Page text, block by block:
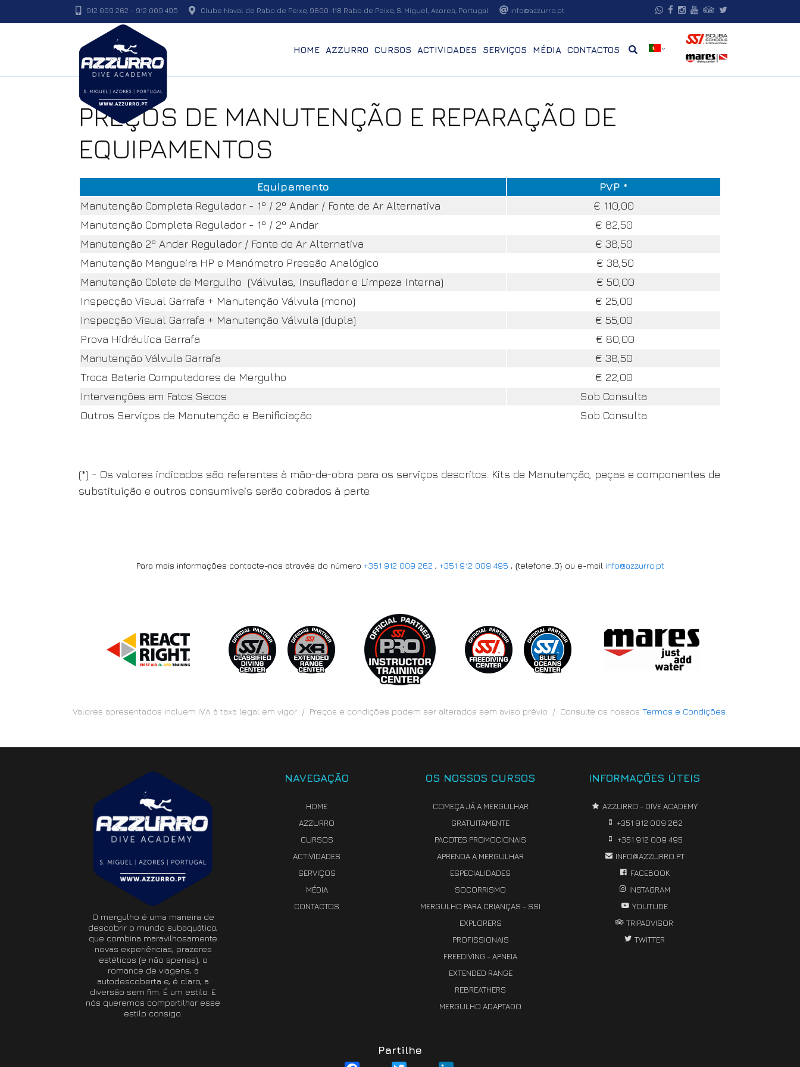
912 009 262 - 912 009 495 Clube Naval de Rabo de Peixe, 9600-118 Rabo de Peixe, S. Miguel, Azores, Portugal info@azzurro.pt
HOME AZZURRO CURSOS ACTIVIDADES SERVIÇOS MÉDIA CONTACTOS
PREÇOS DE MANUTENÇÃO E REPARAÇÃO DE
EQUIPAMENTOS
Equipamento
PVP *
Manutenção Completa Regulador - 1º / 2º Andar / Fonte de Ar Alternativa
€ 110,00
Manutenção Completa Regulador - 1º / 2º Andar
€ 82,50
Manutenção 2º Andar Regulador / Fonte de Ar Alternativa
€ 38,50
Manutenção Mangueira HP e Manómetro Pressão Analógico
€ 38,50
Manutenção Colete de Mergulho (Válvulas, Insuflador e Limpeza Interna)
€ 50,00
Inspecção Visual Garrafa + Manutenção Válvula (mono)
€ 25,00
Inspecção Visual Garrafa + Manutenção Válvula (dupla)
€ 55,00
Prova Hidráulica Garrafa
€ 80,00
Manutenção Válvula Garrafa
€ 38,50
Troca Bateria Computadores de Mergulho
€ 22,00
Intervenções em Fatos Secos
Sob Consulta
Outros Serviços de Manutenção e Benificiação
Sob Consulta
(*) - Os valores indicados são referentes à mão-de-obra para os serviços descritos. Kits de Manutenção, peças e componentes de
substituíção e outros consumíveis serão cobrados à parte.
Para mais informações contacte-nos através do número +351 912 009 262 , +351 912 009 495 , {telefone_3} ou e-mail info@azzurro.pt
Valores apresentados incluem IVA à taxa legal em vigor / Preços e condições podem ser alterados sem aviso prévio / Consulte os nossos Termos e Condições
O mergulho é uma maneira de
descobrir o mundo subaquático,
que combina maravilhosamente
novas experiências, prazeres
estéticos (e não apenas), o
romance de viagens, a
autodescoberta e, é claro, a
diversão sem fim. É um estilo. E
nós queremos compartilhar esse
estilo consigo.
NAVEGAÇÃO
HOME
AZZURRO
CURSOS
ACTIVIDADES
SERVIÇOS
MÉDIA
CONTACTOS
OS NOSSOS CURSOS
COMEÇA JÁ A MERGULHAR
GRATUITAMENTE
PACOTES PROMOCIONAIS
APRENDA A MERGULHAR
ESPECIALIDADES
SOCORRISMO
MERGULHO PARA CRIANÇAS - SSI
EXPLORERS
PROFISSIONAIS
FREEDIVING - APNEIA
EXTENDED RANGE
REBREATHERS
MERGULHO ADAPTADO
INFORMAÇÕES ÚTEIS
AZZURRO - DIVE ACADEMY
+351 912 009 262
+351 912 009 495
INFO@AZZURRO.PT
FACEBOOK
INSTAGRAM
YOUTUBE
TRIPADVISOR
TWITTER
Partilhe